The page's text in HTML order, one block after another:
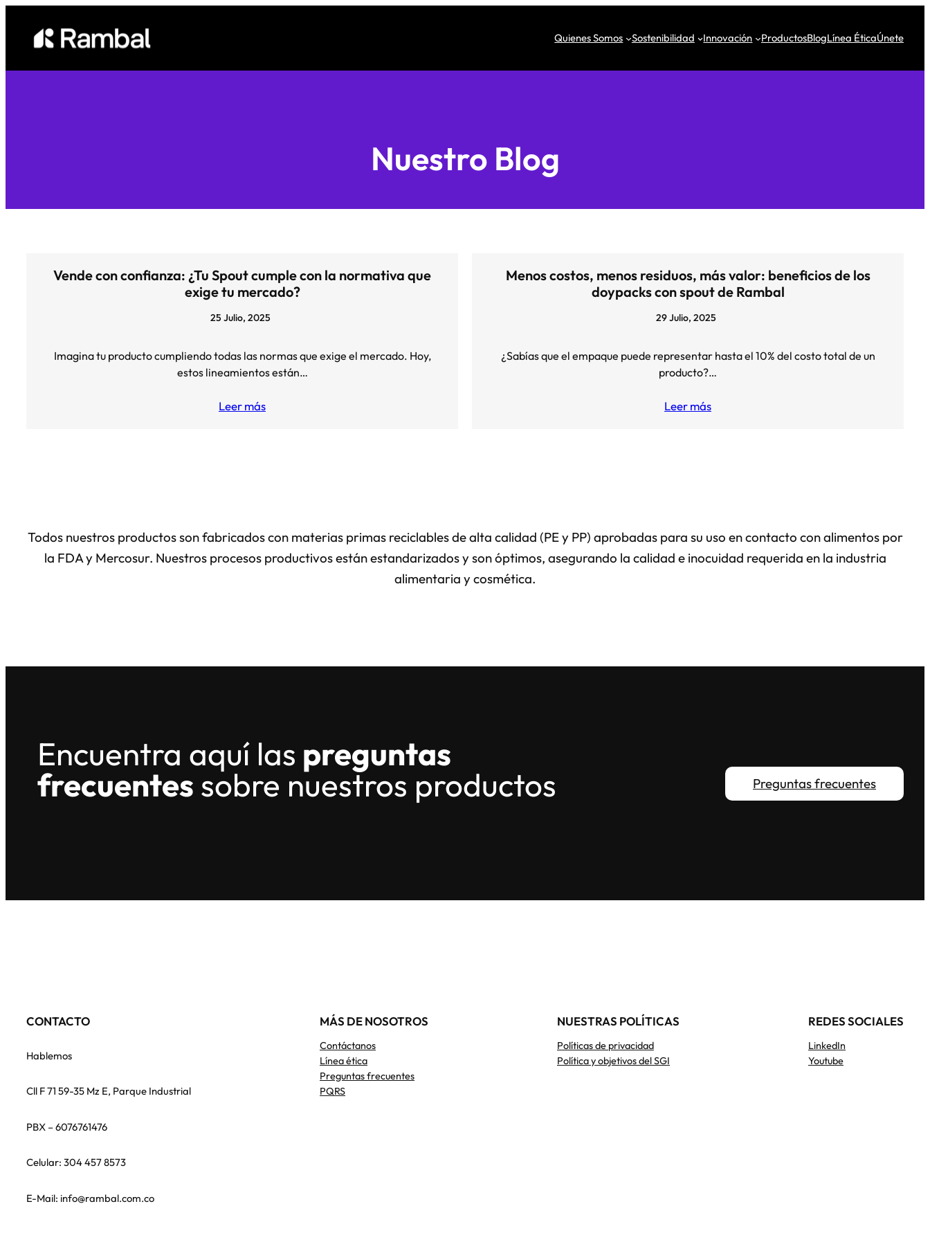
contenido
Quienes Somos Sostenibilidad Innovación ProductosBlogLínea ÉticaÚnete
Nuestro Blog
Vende con confianza: ¿Tu Spout cumple con la normativa que
exige tu mercado?
25 Julio, 2025
Imagina tu producto cumpliendo todas las normas que exige el mercado. Hoy,
estos lineamientos están…
Leer más
Menos costos, menos residuos, más valor: beneficios de los
doypacks con spout de Rambal
29 Julio, 2025
¿Sabías que el empaque puede representar hasta el 10% del costo total de un
producto?…
Leer más
Todos nuestros productos son fabricados con materias primas reciclables de alta calidad (PE y PP) aprobadas para su uso en contacto con alimentos por
la FDA y Mercosur. Nuestros procesos productivos están estandarizados y son óptimos, asegurando la calidad e inocuidad requerida en la industria
alimentaria y cosmética.
Encuentra aquí las preguntas
frecuentes sobre nuestros productos Preguntas frecuentes
CONTACTO
Hablemos
Cll F 71 59-35 Mz E, Parque Industrial
PBX – 6076761476
Celular: 304 457 8573
E-Mail: info@rambal.com.co
MÁS DE NOSOTROS
Contáctanos
Línea ética
Preguntas frecuentes
PQRS
NUESTRAS POLÍTICAS
Políticas de privacidad
Política y objetivos del SGI
REDES SOCIALES
LinkedIn
Youtube